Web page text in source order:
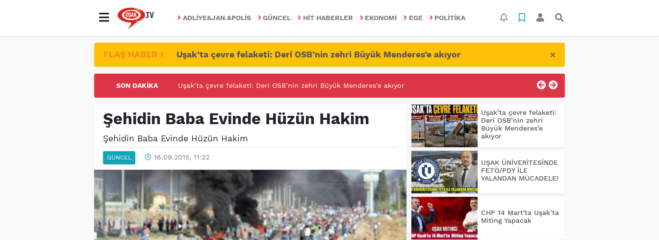
ADLIYE&JAN.&POLIS GÜNCEL HIT HABERLER EKONOMI EGE POLITIKA
FLAŞ HABER Uşak’ta çevre felaketi: Deri OSB’nin zehri Büyük Menderes’e akıyor ×
SON DAKIKA UŞAK ÜNİVERİTESİNDE FETÖ/PDY İLE YALANDAN MÜCADELE!
Şehidin Baba Evinde Hüzün Hakim
Şehidin Baba Evinde Hüzün Hakim
GÜNCEL 16.09.2015, 11:22
Uşak’ta çevre felaketi:
Deri OSB’nin zehri
Büyük Menderes’e
akıyor
UŞAK ÜNİVERİTESİNDE
FETÖ/PDY İLE
YALANDAN MÜCADELE!
CHP 14 Mart'ta Uşak’ta
Miting Yapacak